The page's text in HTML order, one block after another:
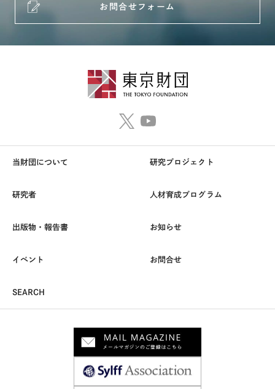
お問合せフォーム
当財団について 研究プロジェクト
研究者 人材育成プログラム
出版物・報告書 お知らせ
イベント お問合せ
SEARCH